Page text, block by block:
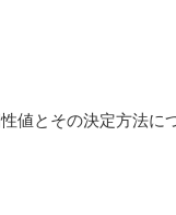
値とその決定方法に